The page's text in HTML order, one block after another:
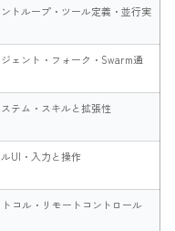
トループ・ツール定義・並行実
ェント・フォーク・Swarm通
テム・スキルと拡張性
UI・入力と操作
トコル・リモートコントロール